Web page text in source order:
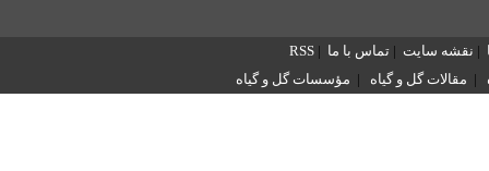
| نقشه سایت | تماس با ما |
RSS
| مقالات گل و گیاه | مؤسسات گل و گیاه